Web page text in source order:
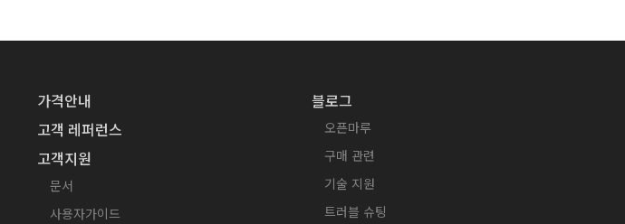
가격안내
고객 레퍼런스
고객지원
문서
사용자가이드
블로그
오픈마루
구매 관련
기술 지원
트러블 슈팅